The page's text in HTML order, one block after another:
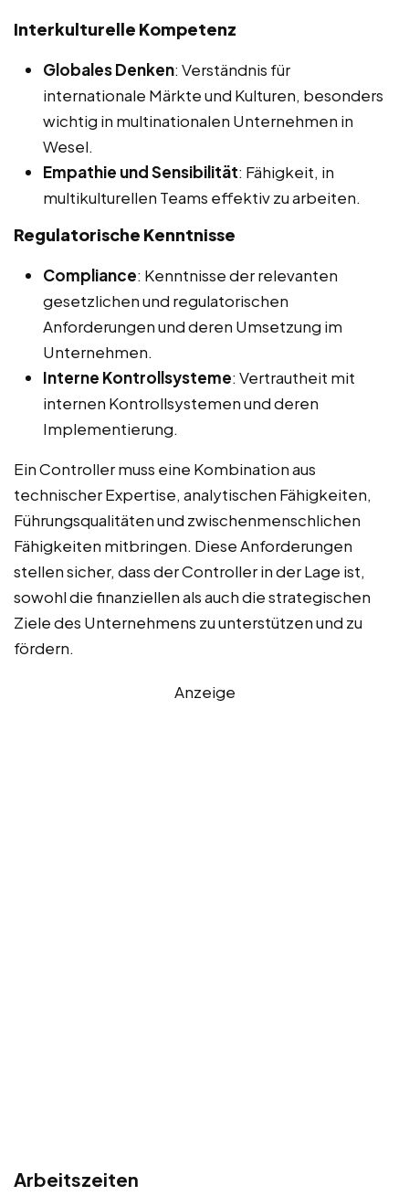
Interkulturelle Kompetenz
Globales Denken: Verständnis für
internationale Märkte und Kulturen, besonders
wichtig in multinationalen Unternehmen in
Wesel.
Empathie und Sensibilität: Fähigkeit, in
multikulturellen Teams effektiv zu arbeiten.
Regulatorische Kenntnisse
Compliance: Kenntnisse der relevanten
gesetzlichen und regulatorischen
Anforderungen und deren Umsetzung im
Unternehmen.
Interne Kontrollsysteme: Vertrautheit mit
internen Kontrollsystemen und deren
Implementierung.
Ein Controller muss eine Kombination aus
technischer Expertise, analytischen Fähigkeiten,
Führungsqualitäten und zwischenmenschlichen
Fähigkeiten mitbringen. Diese Anforderungen
stellen sicher, dass der Controller in der Lage ist,
sowohl die finanziellen als auch die strategischen
Ziele des Unternehmens zu unterstützen und zu
fördern.
Anzeige
Arbeitszeiten